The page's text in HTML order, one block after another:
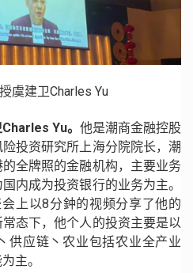
虞建卫Charles Yu
Yu。 他是潮商金融控股
投资研究所上海分院院长，潮
全牌照的金融机构，主要业务
内成为投资银行的业务为主。
上以8分鈡的视频分享了他的
态下，他个人的投资主要是以
供应链丶农业包括农业全产业
主。